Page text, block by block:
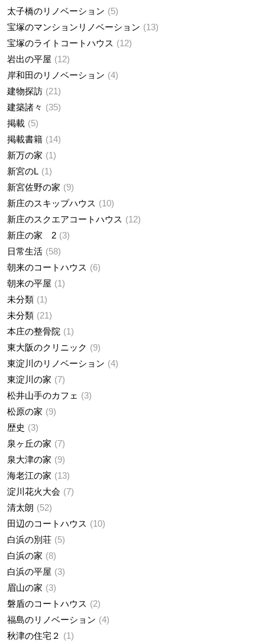
太子橋のリノベーション
5
宝塚のマンションリノベーション
13
宝塚のライトコートハウス
12
岩出の平屋
12
岸和田のリノベーション
4
建物探訪
21
建築諸々
35
掲載
5
掲載書籍
14
新万の家
1
新宮のL
1
新宮佐野の家
9
新庄のスキップハウス
10
新庄のスクエアコートハウス
12
新庄の家 2 3
日常生活
58
朝来のコートハウス
6
朝来の平屋
1
未分類
1
未分類
21
本庄の整骨院
1
東大阪のクリニック
9
東淀川のリノベーション
4
東淀川の家
7
松井山手のカフェ
3
松原の家
9
歴史
3
泉ヶ丘の家
7
泉大津の家
9
海老江の家
13
淀川花火大会
7
清太朗
52
田辺のコートハウス
10
白浜の別荘
5
白浜の家
8
白浜の平屋
3
眉山の家
3
磐盾のコートハウス
2
福島のリノベーション
4
秋津の住宅２
1